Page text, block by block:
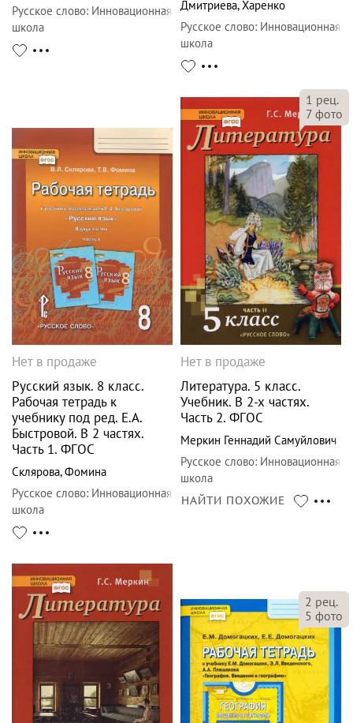
Русское слово: Инновационная
школа
Дмитриева,Харенко
Русское слово: Инновационная
школа
Нет в продаже
Русский язык. 8 класс.
Рабочая тетрадь к
учебнику под ред. Е.А.
Быстровой. В 2 частях.
Часть 1. ФГОС
Склярова,Фомина
Русское слово: Инновационная
школа
1 рец.
7 фото
Нет в продаже
Литература. 5 класс.
Учебник. В 2-х частях.
Часть 2. ФГОС
Меркин Геннадий Самуйлович
Русское слово: Инновационная
школа
НАЙТИ ПОХОЖИЕ
2 рец.
5 фото